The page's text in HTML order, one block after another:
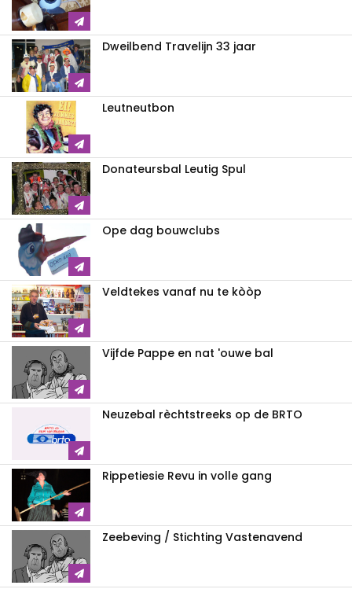
Dweilbend Travelijn 33 jaar
Leutneutbon
Donateursbal Leutig Spul
Ope dag bouwclubs
Veldtekes vanaf nu te kòòp
Vijfde Pappe en nat 'ouwe bal
Neuzebal rèchtstreeks op de BRTO
Rippetiesie Revu in volle gang
Zeebeving / Stichting Vastenavend